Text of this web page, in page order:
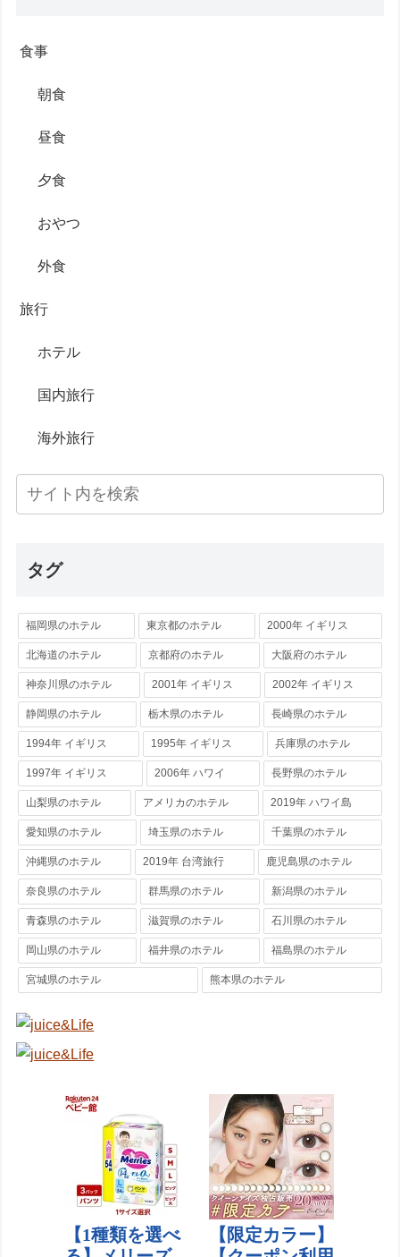
食事
朝食
昼食
夕食
おやつ
外食
旅行
ホテル
国内旅行
海外旅行
タグ
福岡県のホテル 東京都のホテル 2000年 イギリス
北海道のホテル 京都府のホテル 大阪府のホテル
神奈川県のホテル 2001年 イギリス 2002年 イギリス
静岡県のホテル 栃木県のホテル 長崎県のホテル
1994年 イギリス 1995年 イギリス 兵庫県のホテル
1997年 イギリス 2006年 ハワイ 長野県のホテル
山梨県のホテル アメリカのホテル 2019年 ハワイ島
愛知県のホテル 埼玉県のホテル 千葉県のホテル
沖縄県のホテル 2019年 台湾旅行 鹿児島県のホテル
奈良県のホテル 群馬県のホテル 新潟県のホテル
青森県のホテル 滋賀県のホテル 石川県のホテル
岡山県のホテル 福井県のホテル 福島県のホテル
宮城県のホテル 熊本県のホテル